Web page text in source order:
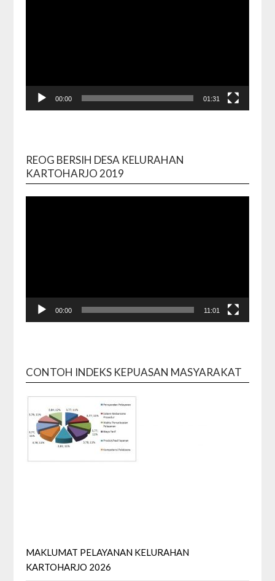
00:00 01:31
REOG BERSIH DESA KELURAHAN
KARTOHARJO 2019
00:00 11:01
CONTOH INDEKS KEPUASAN MASYARAKAT
MAKLUMAT PELAYANAN KELURAHAN
KARTOHARJO 2026